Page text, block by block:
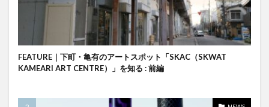
FEATURE｜下町・亀有のアートスポット「SKAC（SKWAT
KAMEARI ART CENTRE）」を知る : 前編